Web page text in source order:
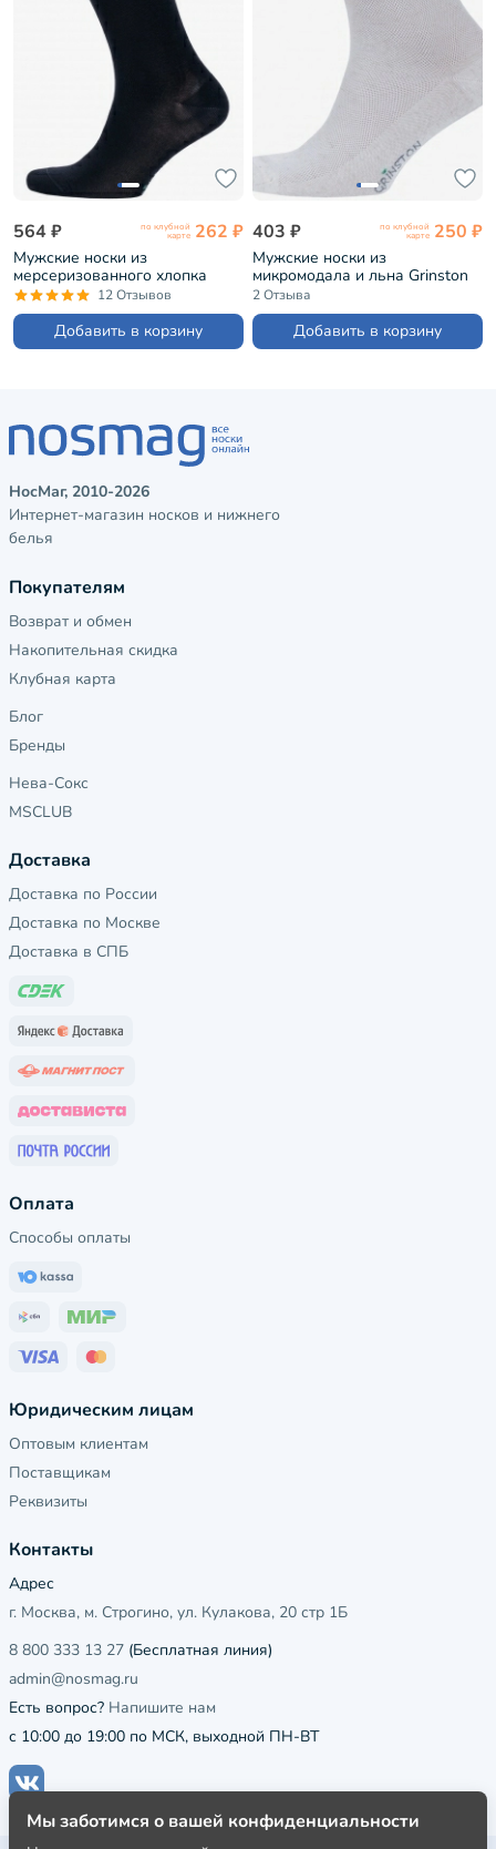
564 ₽ по клубной
карте 262 ₽
Мужские носки из
мерсеризованного хлопка
Grinston ЧЕРНЫЕ (15D3)
12 Отзывов
Добавить в корзину
403 ₽ по клубной
карте 250 ₽
Мужские носки из
микромодала и льна Grinston
НАТУРАЛЬНЫЕ (15D32)
2 Отзыва
Добавить в корзину
НосМаг, 2010-2026
Интернет-магазин носков и нижнего
белья
Покупателям
Возврат и обмен
Накопительная скидка
Клубная карта
Блог
Бренды
Нева-Сокс
MSCLUB
Доставка
Доставка по России
Доставка по Москве
Доставка в СПБ
Оплата
Способы оплаты
Юридическим лицам
Оптовым клиентам
Поставщикам
Реквизиты
Контакты
Адрес
г. Москва, м. Строгино, ул. Кулакова, 20 стр 1Б
8 800 333 13 27 (Бесплатная линия)
admin@nosmag.ru
Есть вопрос? Напишите нам
с 10:00 до 19:00 по МСК, выходной ПН-ВТ
Мы заботимся о вашей конфиденциальности